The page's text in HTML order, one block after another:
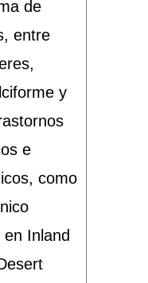
de
entre
y
e
como
Inland